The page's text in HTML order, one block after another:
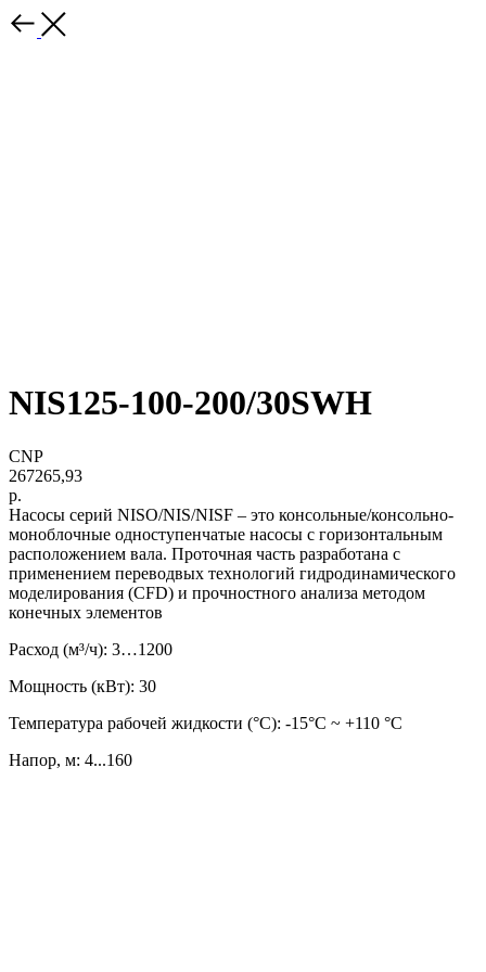
NIS125-100-200/30SWH
CNP
267265,93
р.
Насосы серий NISO/NIS/NISF – это консольные/консольно-
моноблочные одноступенчатые насосы с горизонтальным
расположением вала. Проточная часть разработана с
применением переводвых технологий гидродинамического
моделирования (CFD) и прочностного анализа методом
конечных элементов
Расход (м³/ч): 3…1200
Мощность (кВт): 30
Температура рабочей жидкости (°C): -15°С ~ +110 °С
Напор, м: 4...160